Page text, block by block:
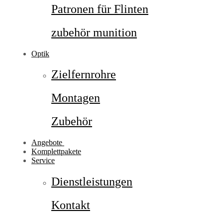
Patronen für Flinten
zubehör munition
Optik
Zielfernrohre
Montagen
Zubehör
Angebote
Komplettpakete
Service
Dienstleistungen
Kontakt